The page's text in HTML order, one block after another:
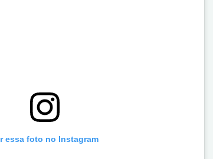
essa foto no Instagram